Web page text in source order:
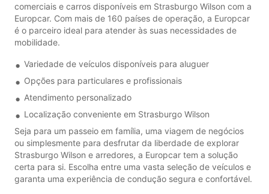
comerciais e carros disponíveis em Strasburgo Wilson com a
Europcar. Com mais de 160 países de operação, a Europcar
é o parceiro ideal para atender às suas necessidades de
mobilidade.
Variedade de veículos disponíveis para aluguer
Opções para particulares e profissionais
Atendimento personalizado
Localização conveniente em Strasburgo Wilson
Seja para um passeio em família, uma viagem de negócios
ou simplesmente para desfrutar da liberdade de explorar
Strasburgo Wilson e arredores, a Europcar tem a solução
certa para si. Escolha entre uma vasta seleção de veículos e
garanta uma experiência de condução segura e confortável.